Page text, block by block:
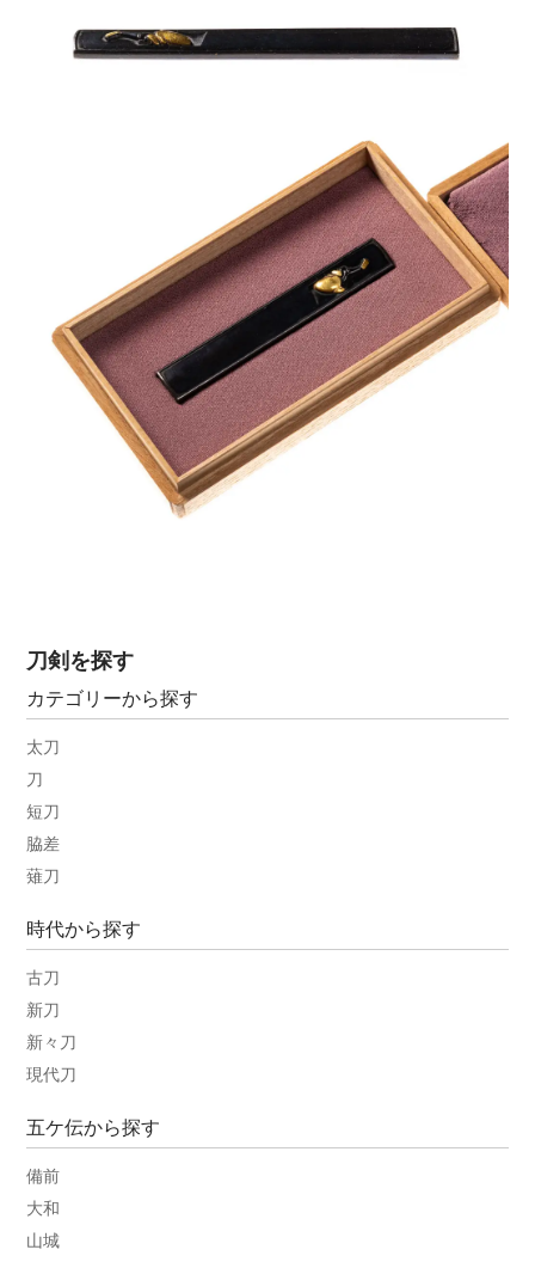
刀剣を探す
カテゴリーから探す
太刀
刀
短刀
脇差
薙刀
時代から探す
古刀
新刀
新々刀
現代刀
五ケ伝から探す
備前
大和
山城